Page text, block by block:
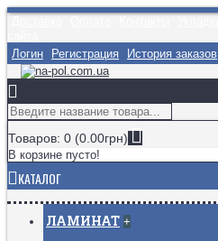
Логин
Регистрация История заказов
Товаров: 0 (0.00грн)
В корзине пусто!
КАТАЛОГ
ЛАМИНАТ +